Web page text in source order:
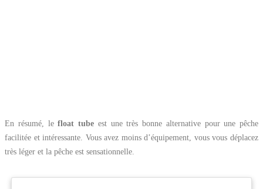
En résumé, lefloat tube est une très bonne alternative pour une pêche
facilitée et intéressante. Vous avez moins d’équipement, vous vous déplacez
très léger et la pêche est sensationnelle.